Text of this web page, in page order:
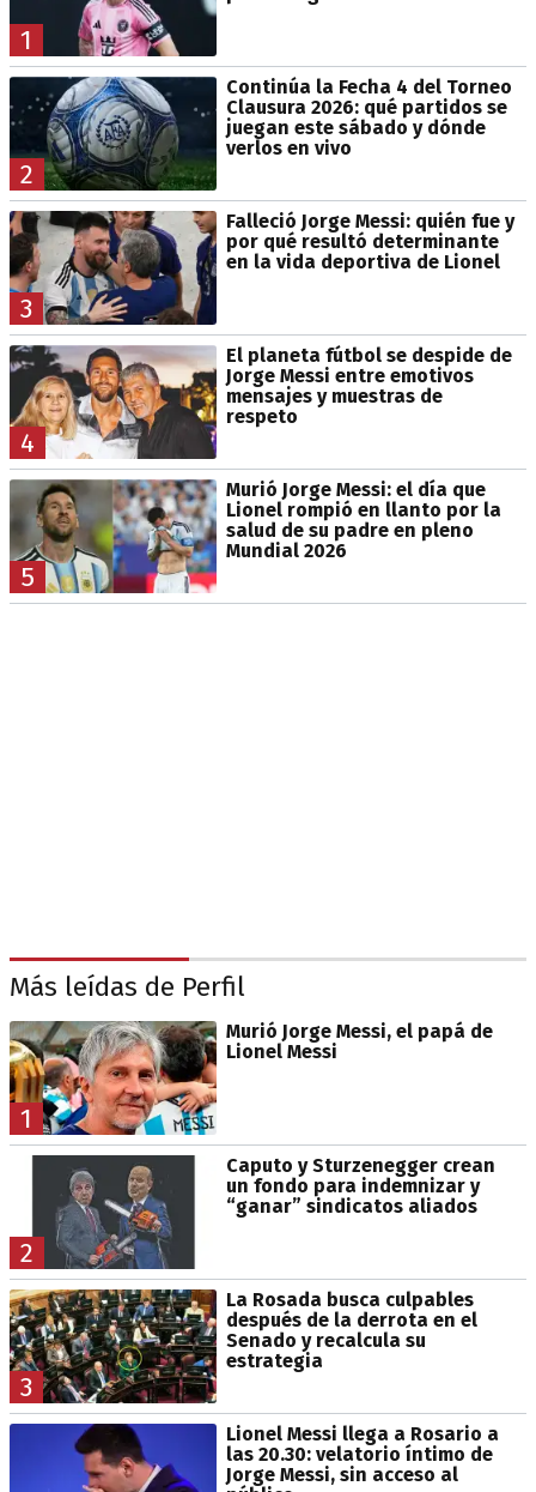
1
2
Continúa la Fecha 4 del Torneo
Clausura 2026: qué partidos se
juegan este sábado y dónde
verlos en vivo
3
Falleció Jorge Messi: quién fue y
por qué resultó determinante
en la vida deportiva de Lionel
4
El planeta fútbol se despide de
Jorge Messi entre emotivos
mensajes y muestras de
respeto
5
Murió Jorge Messi: el día que
Lionel rompió en llanto por la
salud de su padre en pleno
Mundial 2026
Más leídas de Perfil
1
Murió Jorge Messi, el papá de
Lionel Messi
2
Caputo y Sturzenegger crean
un fondo para indemnizar y
“ganar” sindicatos aliados
3
La Rosada busca culpables
después de la derrota en el
Senado y recalcula su
estrategia
Lionel Messi llega a Rosario a
las 20.30: velatorio íntimo de
Jorge Messi, sin acceso al